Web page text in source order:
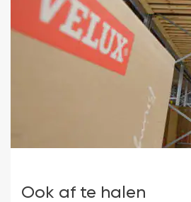
Ook af te halen